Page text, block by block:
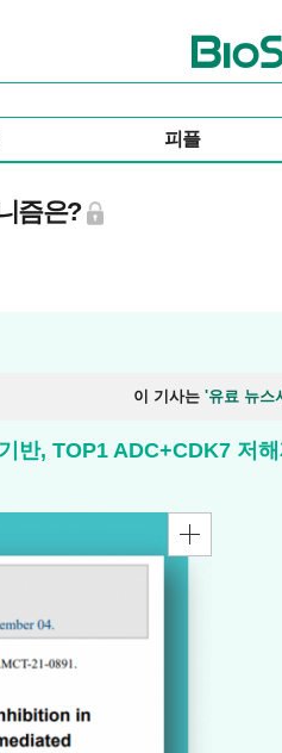
바이오스펙
피플
즘은?
이 기사는 '유료 뉴스
반, TOP1 ADC+CDK7 저